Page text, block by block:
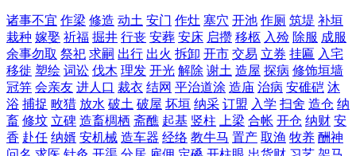
诸事不宜 作梁 修造 动土 安门 作灶 塞穴 开池 作厕 筑堤 补垣
栽种 嫁娶 祈福 掘井 行丧 安葬 安床 启攒 移柩 入殓 除服 成服
余事勿取 祭祀 求嗣 出行 出火 拆卸 开市 交易 立券 挂匾 入宅
移徙 塑绘 词讼 伐木 理发 开光 解除 谢土 造屋 探病 修饰垣墙
冠笄 会亲友 进人口 裁衣 结网 平治道涂 造庙 治病 安碓硙 沐
浴 捕捉 畋猎 放水 破土 破屋 坏垣 纳采 订盟 入学 扫舍 造仓 纳
畜 修坟 立碑 造畜椆栖 斋醮 起基 竖柱 上梁 合帐 开仓 纳财 安
香 赴任 纳婿 安机械 造车器 经络 教牛马 置产 取渔 牧养 酬神